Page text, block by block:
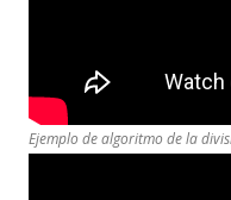
Ejemplo de algoritmo de la